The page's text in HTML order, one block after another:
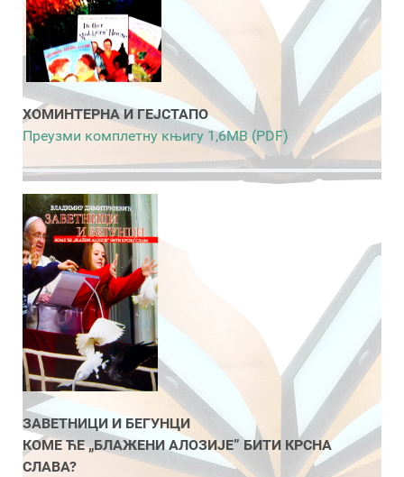
ХОМИНТЕРНА И ГЕЈСТАПО
Преузми комплетну књигу 1,6MB (PDF)
ЗАВЕТНИЦИ И БЕГУНЦИ
КОМЕ ЋЕ „БЛАЖЕНИ АЛОЗИЈЕ” БИТИ КРСНА
СЛАВА?